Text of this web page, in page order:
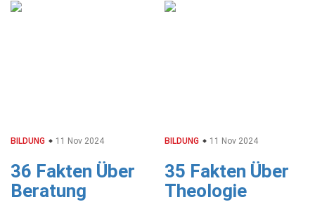
BILDUNG 11 Nov 2024
36 Fakten Über
Beratung
BILDUNG 11 Nov 2024
35 Fakten Über
Theologie